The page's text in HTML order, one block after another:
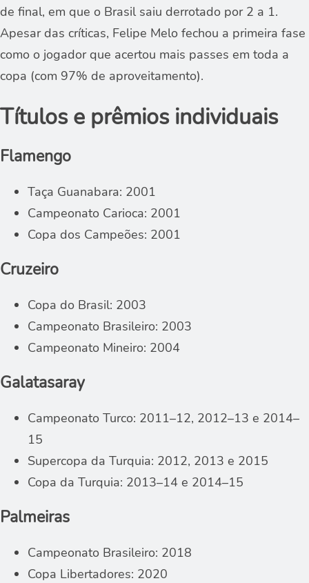
de final, em que o Brasil saiu derrotado por 2 a 1.
Apesar das críticas, Felipe Melo fechou a primeira fase
como o jogador que acertou mais passes em toda a
copa (com 97% de aproveitamento).
Títulos e prêmios individuais
Flamengo
Taça Guanabara: 2001
Campeonato Carioca: 2001
Copa dos Campeões: 2001
Cruzeiro
Copa do Brasil: 2003
Campeonato Brasileiro: 2003
Campeonato Mineiro: 2004
Galatasaray
Campeonato Turco: 2011–12, 2012–13 e 2014–
15
Supercopa da Turquia: 2012, 2013 e 2015
Copa da Turquia: 2013–14 e 2014–15
Palmeiras
Campeonato Brasileiro: 2018
Copa Libertadores: 2020